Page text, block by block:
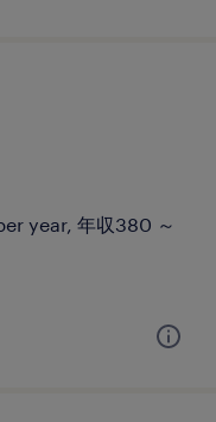
year, 年収380 ～